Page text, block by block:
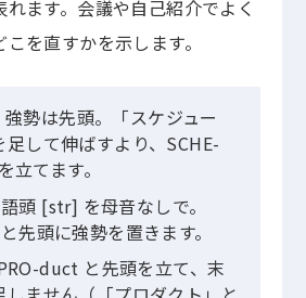
ます。会議や自己紹介でよく
を直すかを示します。
強勢は先頭。「スケジュー
して伸ばすより、SCHE-
てます。
頭 [str] を母音なしで。
先頭に強勢を置きます。
duct と先頭を立て、末